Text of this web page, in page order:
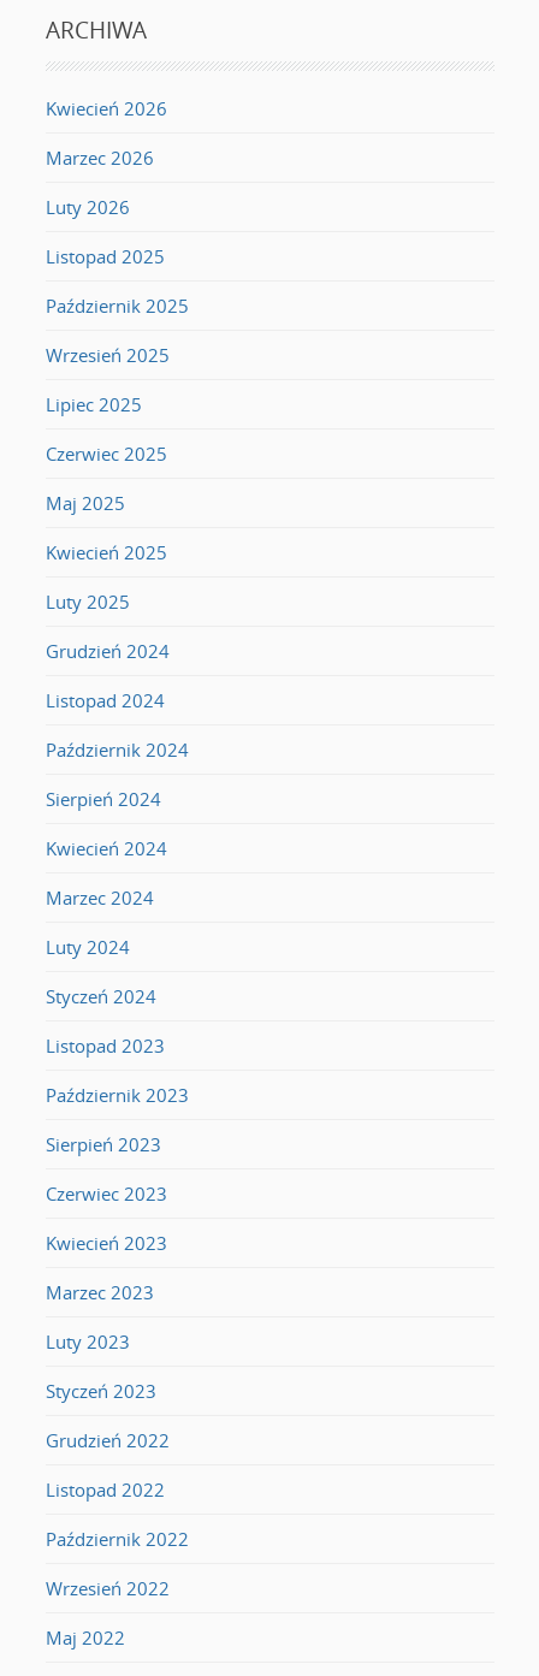
ARCHIWA
Kwiecień 2026
Marzec 2026
Luty 2026
Listopad 2025
Październik 2025
Wrzesień 2025
Lipiec 2025
Czerwiec 2025
Maj 2025
Kwiecień 2025
Luty 2025
Grudzień 2024
Listopad 2024
Październik 2024
Sierpień 2024
Kwiecień 2024
Marzec 2024
Luty 2024
Styczeń 2024
Listopad 2023
Październik 2023
Sierpień 2023
Czerwiec 2023
Kwiecień 2023
Marzec 2023
Luty 2023
Styczeń 2023
Grudzień 2022
Listopad 2022
Październik 2022
Wrzesień 2022
Maj 2022